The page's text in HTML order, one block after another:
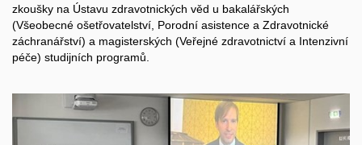
zkoušky na Ústavu zdravotnických věd u bakalářských
(Všeobecné ošetřovatelství, Porodní asistence a Zdravotnické
záchranářství) a magisterských (Veřejné zdravotnictví a Intenzivní
péče) studijních programů.